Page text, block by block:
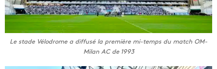
Le stade Vélodrome a diffusé la première mi-temps du match OM-
Milan AC de 1993